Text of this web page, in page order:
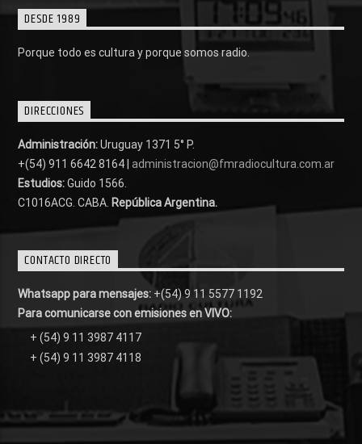
DESDE 1989
Porque todo es cultura y porque somos radio.
DIRECCIONES
Administración:Uruguay 1371 5° P.
+(54) 911 6642 8164 | administracion@fmradiocultura.com.ar
Estudios:Guido 1566.
C1016ACG . CABA. República Argentina.
CONTACTO DIRECTO
Whatsapp para mensajes: +(54) 9 11 5577 1192
Para comunicarse con emisiones en VIVO:
+ (54) 9 11 3987 4117
+ (54) 9 11 3987 4118